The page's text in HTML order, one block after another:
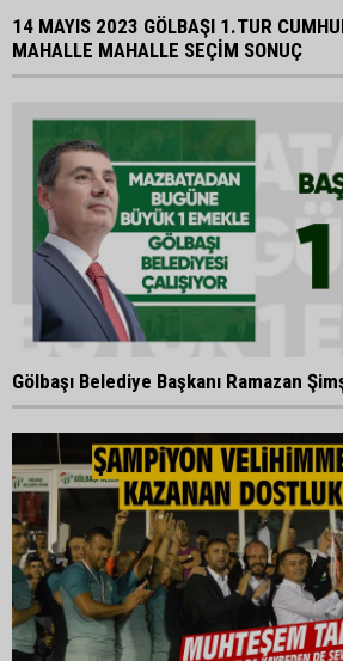
14 MAYIS 2023 GÖLBAŞI 1.TUR
MAHALLE MAHALLE SEÇİM SONUÇ
Gölbaşı Belediye Başkanı Ramazan